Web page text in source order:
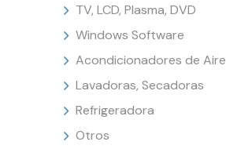
TV, LCD, Plasma, DVD
Windows Software
Acondicionadores de Aire
Lavadoras, Secadoras
Refrigeradora
Otros